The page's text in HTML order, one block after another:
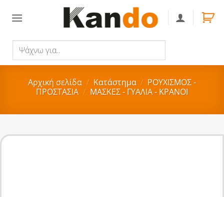
για..
Αρχική σελίδα / Κατάστημα / ΡΟΥΧΙΣΜΟΣ -
ΠΡΟΣΤΑΣΙΑ / ΜΑΣΚΕΣ - ΓΥΑΛΙΑ - ΚΡΑΝΟΙ